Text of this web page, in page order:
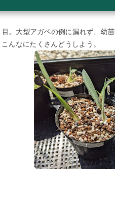
。大型アガベの例に漏れず、幼苗
んなにたくさんどうしよう。